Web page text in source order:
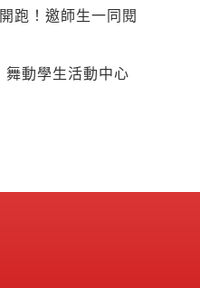
跑！邀師生一同閱
動學生活動中心